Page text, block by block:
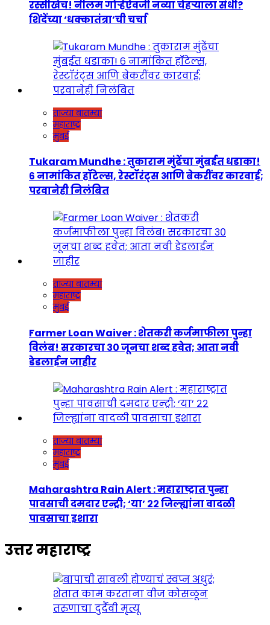
रस्सीखेच! नीलम गोऱ्हेंऐवजी नव्या चेहऱ्याला संधी?
शिंदेंच्या ‘धक्कातंत्रा’ची चर्चा
ताज्या बातम्या
महाराष्ट्र
मुंबई
Tukaram Mundhe : तुकाराम मुंढेंचा मुंबईत धडाका!
६ नामांकित हॉटेल्स, रेस्टॉरंट्स आणि बेकरींवर कारवाई;
परवानेही निलंबित
ताज्या बातम्या
महाराष्ट्र
मुंबई
Farmer Loan Waiver : शेतकरी कर्जमाफीला पुन्हा
विलंब! सरकारचा ३० जूनचा शब्द हवेत; आता नवी
डेडलाईन जाहीर
ताज्या बातम्या
महाराष्ट्र
मुंबई
Maharashtra Rain Alert : महाराष्ट्रात पुन्हा
पावसाची दमदार एन्ट्री; ‘या’ २२ जिल्ह्यांना वादळी
पावसाचा इशारा
उत्तर महाराष्ट्र